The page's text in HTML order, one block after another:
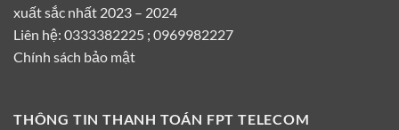
xuất sắc nhất 2023 – 2024
Liên hệ: 0333382225 ; 0969982227
Chính sách bảo mật
THÔNG TIN THANH TOÁN FPT TELECOM